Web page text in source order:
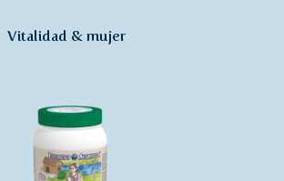
Vitalidad & mujer